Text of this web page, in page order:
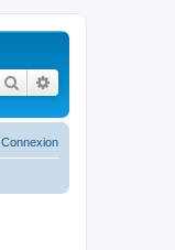
Rechercher
Connexion